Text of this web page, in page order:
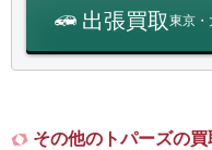
出張買取東京・
その他のトパーズの買